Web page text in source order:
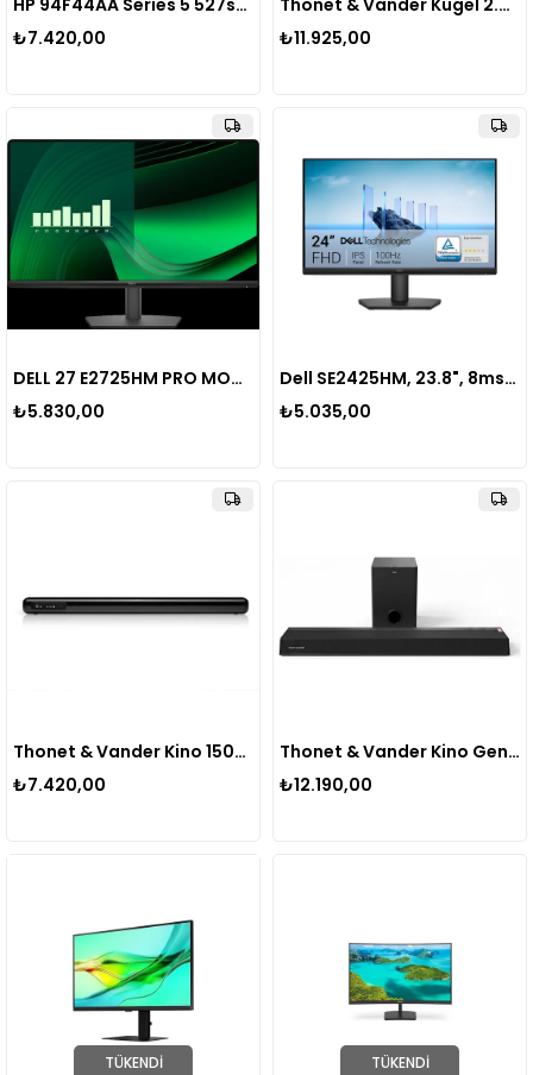
HP 94F44AA Series 5 527sf 27" 5MS 100Hz Full HD IPS Monitör
₺7.420,00
Thonet & Vander Kugel 2.0 Bluetooth Hoparlör 140W RMS (700W Peak) Uzaktan Kumandalı Sinema Speaker
₺11.925,00
DELL 27 E2725HM PRO MONITOR 5MS 100Hz 1920x1080 VESA 1xVGA 1xDP 1xHDMI Monitör
₺5.830,00
Dell SE2425HM, 23.8", 8ms, 100Hz, Full Hd, D-Sub, Hdmı, Vesa, IPS LED Monitör
₺5.035,00
Thonet & Vander Kino 150W Rms Soundbar + Subwoofer 2.1 Hoparlör Bluetooth HDMI Uzaktan Kumanda HK096-03641
₺7.420,00
Thonet & Vander Kino Gen2 140W RMS Bluetooth HDMI 2.1 Soundbar + Kablosuz Subwoofer Uzaktan Kumandalı Ev Sinema Sistemi
₺12.190,00
TÜKENDI TÜKENDI